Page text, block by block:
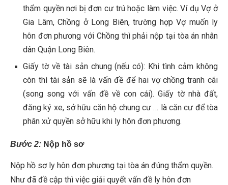
thẩm quyền nơi bị đơn cư trú hoặc làm việc. Ví dụ Vợ ở
Gia Lâm, Chồng ở Long Biên, trường hợp Vợ muốn ly
hôn đơn phương với Chồng thì phải nộp tại tòa án nhân
dân Quận Long Biên.
Giấy tờ về tài sản chung (nếu có): Khi tình cảm không
còn thì tài sản sẽ là vấn đề để hai vợ chồng tranh cãi
(song song với vấn đề về con cái). Giấy tờ nhà đất,
đăng ký xe, sở hữu căn hộ chung cư … là căn cư để tòa
phân xử quyền sở hữu khi ly hôn đơn phương.
Bước 2: Nộp hồ sơ
Nộp hồ sơ ly hôn đơn phương tại tòa án đúng thẩm quyền.
Như đã đề cập thì việc giải quyết vấn đề ly hôn đơn